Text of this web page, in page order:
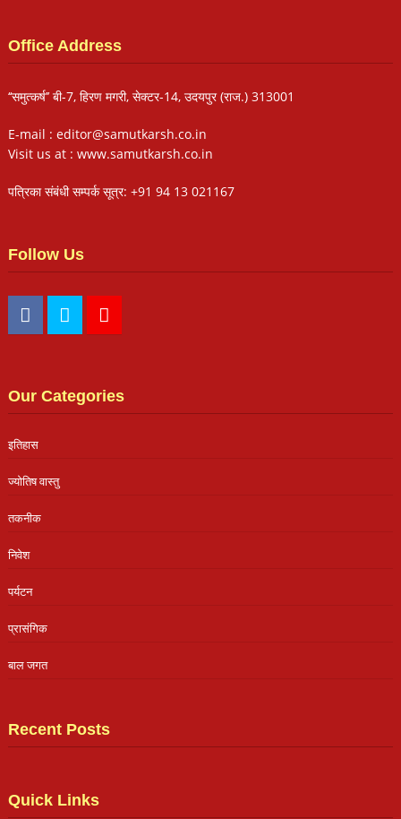
Office Address
‘‘समुत्कर्ष’’ बी-7, हिरण मगरी, सेक्टर-14, उदयपुर (राज.) 313001
E-mail : editor@samutkarsh.co.in
Visit us at : www.samutkarsh.co.in
पत्रिका संबंधी सम्पर्क सूत्र: +91 94 13 021167
Follow Us
Our Categories
इतिहास
ज्योतिष वास्तु
तकनीक
निवेश
पर्यटन
प्रासंगिक
बाल जगत
Recent Posts
Quick Links